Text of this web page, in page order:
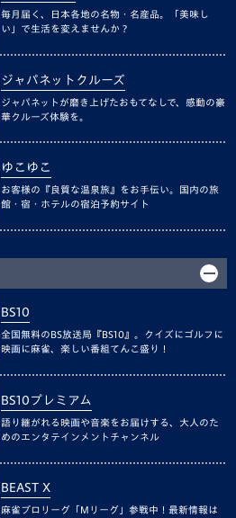
毎月届く、日本各地の名物・名産品。「美味し
い」で生活を変えませんか？
ジャパネットクルーズ
ジャパネットが磨き上げたおもてなしで、感動の豪
華クルーズ体験を。
ゆこゆこ
お客様の『良質な温泉旅』をお手伝い。国内の旅
館・宿・ホテルの宿泊予約サイト
BS10
全国無料のBS放送局『BS10』。クイズにゴルフに
映画に麻雀、楽しい番組てんこ盛り！
BS10プレミアム
語り継がれる映画や音楽をお届けする、大人のた
めのエンタテインメントチャンネル
BEAST X
麻雀プロリーグ「Mリーグ」参戦中！最新情報は